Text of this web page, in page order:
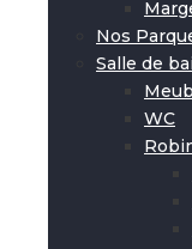
Nos
Salle de
WC